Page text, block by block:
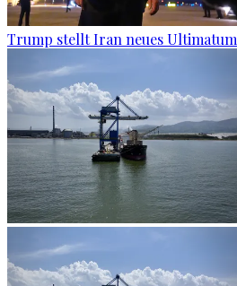
Trump stellt Iran neues Ultimatum